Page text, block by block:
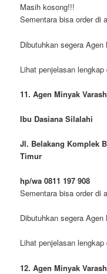
Masih kosong!!!
Sementara bisa order di
Dibutuhkan segera
Lihat penjelasan
11. Agen Minyak
Ibu Dasiana Silalahi
Jl. Belakang Komplek
Timur
hp/wa 0811 197 908
Sementara bisa order di
Dibutuhkan segera
Lihat penjelasan
12. Agen Minyak